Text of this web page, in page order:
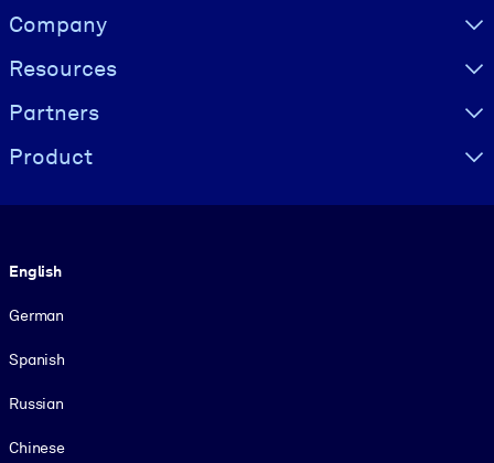
Visually hidden Text
Company
Resources
Partners
Product
English
German
Spanish
Russian
Chinese